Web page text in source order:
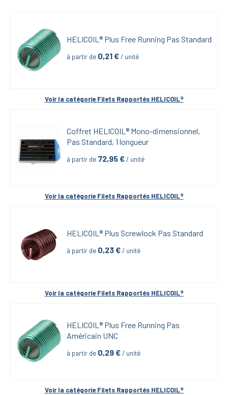
HELICOIL® Plus Free Running Pas Standard
à partir de 0,21 € / unité
Voir la catégorie Filets Rapportés HELICOIL®
Coffret HELICOIL® Mono-dimensionnel,
Pas Standard, 1 longueur
à partir de 72,95 € / unité
Voir la catégorie Filets Rapportés HELICOIL®
HELICOIL® Plus Screwlock Pas Standard
à partir de 0,23 € / unité
Voir la catégorie Filets Rapportés HELICOIL®
HELICOIL® Plus Free Running Pas
Américain UNC
à partir de 0,29 € / unité
Voir la catégorie Filets Rapportés HELICOIL®